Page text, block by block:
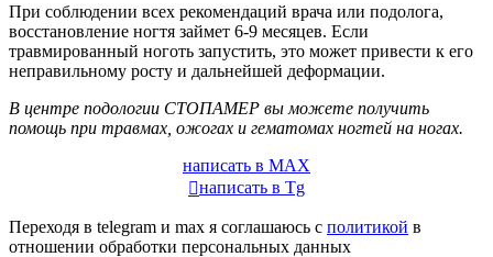
При соблюдении всех рекомендаций врача или подолога,
восстановление ногтя займет 6-9 месяцев. Если
травмированный ноготь запустить, это может привести к его
неправильному росту и дальнейшей деформации.
В центре подологии СТОПАМЕР вы можете получить
помощь при травмах, ожогах и гематомах ногтей на ногах.
написать в MAX
написать в Tg
Переходя в telegram и max я соглашаюсь с политикой в
отношении обработки персональных данных